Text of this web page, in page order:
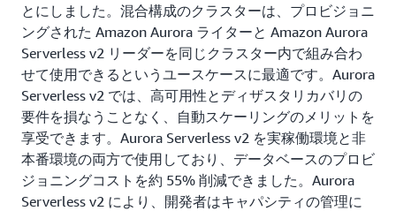
とにしました。混合構成のクラスターは、プロビジョニ
ングされた Amazon Aurora ライターと Amazon Aurora
Serverless v2 リーダーを同じクラスター内で組み合わ
せて使用できるというユースケースに最適です。Aurora
Serverless v2 では、高可用性とディザスタリカバリの
要件を損なうことなく、自動スケーリングのメリットを
享受できます。Aurora Serverless v2 を実稼働環境と非
本番環境の両方で使用しており、データベースのプロビ
ジョニングコストを約 55% 削減できました。Aurora
Serverless v2 により、開発者はキャパシティの管理に